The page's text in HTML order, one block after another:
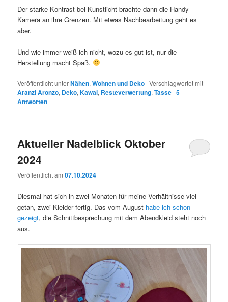
Der starke Kontrast bei Kunstlicht brachte dann die Handy-
Kamera an ihre Grenzen. Mit etwas Nachbearbeitung geht es
aber.
Und wie immer weiß ich nicht, wozu es gut ist, nur die
Herstellung macht Spaß.
Veröffentlicht unterNähen,Wohnen und Deko |Verschlagwortet mit
Aranzi Aronzo, Deko,Kawai, Resteverwertung,Tasse |5
Antworten
Aktueller Nadelblick Oktober
2024
Veröffentlicht am07.10.2024
Diesmal hat sich in zwei Monaten für meine Verhältnisse viel
getan, zwei Kleider fertig. Das vom August habe ich schon
gezeigt, die Schnittbesprechung mit dem Abendkleid steht noch
aus.